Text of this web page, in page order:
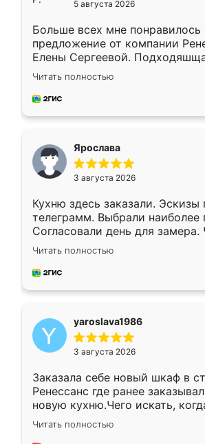
5 августа 2026
Больше всех мне понравилось
предложение от компании
Елены Сергеевой.
короткие сроки изготовления.
для замера сотрудник
предложил по моему эскизу
Читать полностью
Ярослава
3 августа 2026
Кухню здесь заказали. Эскизы
телеграмм. Выбрали
Согласовали день для замера.
недели кухня была уже готова.
довольны работой. Спасибо
мебель за качественную работу!
Читать полностью
yaroslava1986
3 августа 2026
Заказала себе новый шкаф в
Ренессанс где ранее
новую кухню.Чего искать,
вполне довольна. Служит
два года, нареканий нет.
Читать полностью